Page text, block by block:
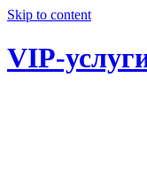
Skip to content
VIP-